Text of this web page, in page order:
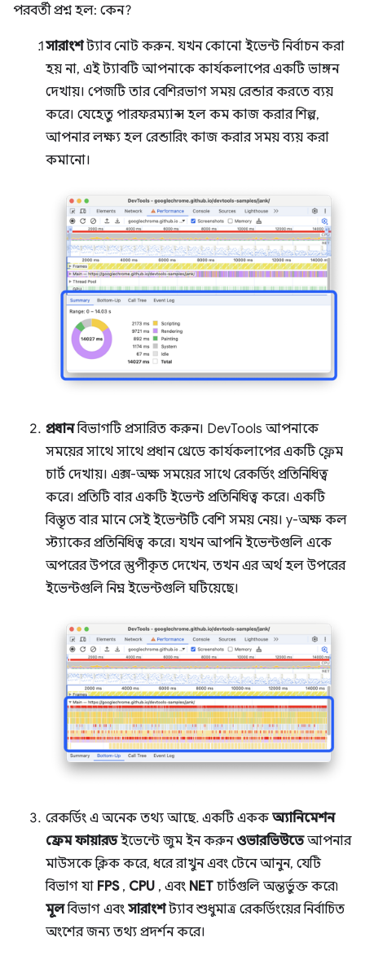
পরবর্তী প্রশ্ন হল: কেন?
সারাংশট্যাব নোট করুন. যখন কোনো ইভেন্ট নির্বাচন করা
হয় না, এই ট্যাবটি আপনাকে কার্যকলাপের একটি ভাঙ্গন
দেখায়। পেজটি তার বেশিরভাগ সময় রেন্ডার করতে ব্যয়
করে। যেহেতু পারফরম্যান্স হল কম কাজ করার শিল্প,
আপনার লক্ষ্য হল রেন্ডারিং কাজ করার সময় ব্যয় করা
কমানো।
প্রধানবিভাগটি প্রসারিত করুন। DevTools আপনাকে
সময়ের সাথে সাথে প্রধান থ্রেডে কার্যকলাপের একটি ফ্লেম
চার্ট দেখায়। এক্স-অক্ষ সময়ের সাথে রেকর্ডিং প্রতিনিধিত্ব
করে। প্রতিটি বার একটি ইভেন্ট প্রতিনিধিত্ব করে। একটি
বিস্তৃত বার মানে সেই ইভেন্টটি বেশি সময় নেয়। y-অক্ষ কল
স্ট্যাকের প্রতিনিধিত্ব করে। যখন আপনি ইভেন্টগুলি একে
অপরের উপরে স্তুপীকৃত দেখেন, তখন এর অর্থ হল উপরের
ইভেন্টগুলি নিম্ন ইভেন্টগুলি ঘটিয়েছে।
রেকর্ডিং এ অনেক তথ্য আছে. একটি এককঅ্যানিমেশন
ফ্রেম ফায়ারডইভেন্টে জুম ইন করুনওভারভিউতেআপনার
মাউসকে ক্লিক করে, ধরে রাখুন এবং টেনে আনুন, যেটি
বিভাগ যা FPS, CPU , এবং NET চার্টগুলি অন্তর্ভুক্ত করে৷
মূলবিভাগ এবং সারাংশট্যাব শুধুমাত্র রেকর্ডিংয়ের নির্বাচিত
অংশের জন্য তথ্য প্রদর্শন করে।